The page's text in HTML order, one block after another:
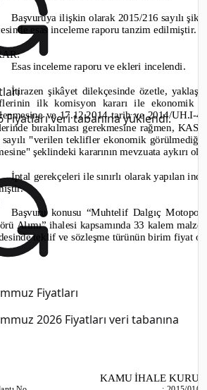
Fiyatları veri tabanına yüklendi.
Fiyatları
2026 Fiyatları veri tabanına
Başvuruya ilişkin olarak 2015/216 sayılı
esas inceleme raporu tanzim edilmiştir.
Esas inceleme raporu ve ekleri incelendi.
İtirazen şikâyet dilekçesinde özetle,
ilk komisyon kararı ile ekonomik
ve 17.12.2014 tarih ve 2014/UH.I-
bırakılması gerekmesine rağmen,
"verilen teklifler ekonomik
şeklindeki kararının mevzuata aykırı
İptal gerekçeleri ile sınırlı olarak yapılan
Başvuru konusu “Muhtelif Dalgıç
Alımı” ihalesi kapsamında 33 kalem
teklif ve sözleşme türünün birim fiyat
KAMU İHALE